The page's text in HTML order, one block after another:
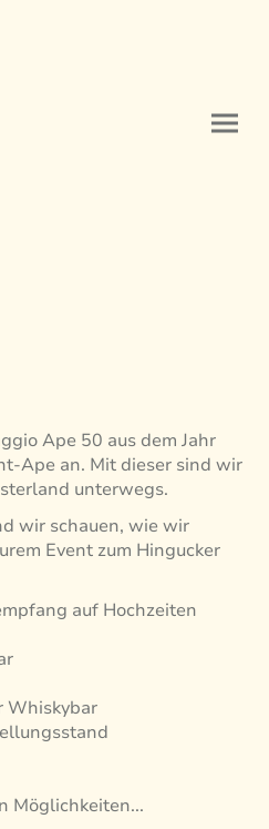
Ape 50 aus dem Jahr
Ape an. Mit dieser sind wir
unterwegs.
wir schauen, wie wir
Event zum Hingucker
auf Hochzeiten
Whiskybar
Möglichkeiten...